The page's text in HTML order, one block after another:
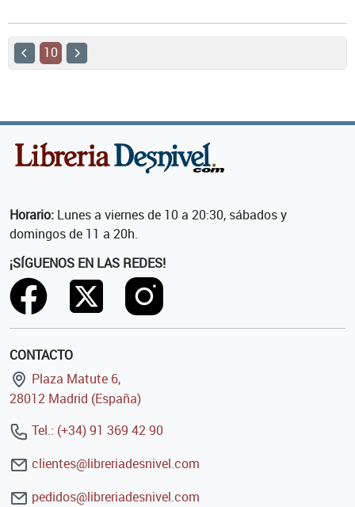
10
Horario: Lunes a viernes de 10 a 20:30, sábados y
domingos de 11 a 20h.
¡SÍGUENOS EN LAS REDES!
CONTACTO
Plaza Matute 6,
28012 Madrid (España)
Tel.: (+34) 91 369 42 90
clientes@libreriadesnivel.com
pedidos@libreriadesnivel.com